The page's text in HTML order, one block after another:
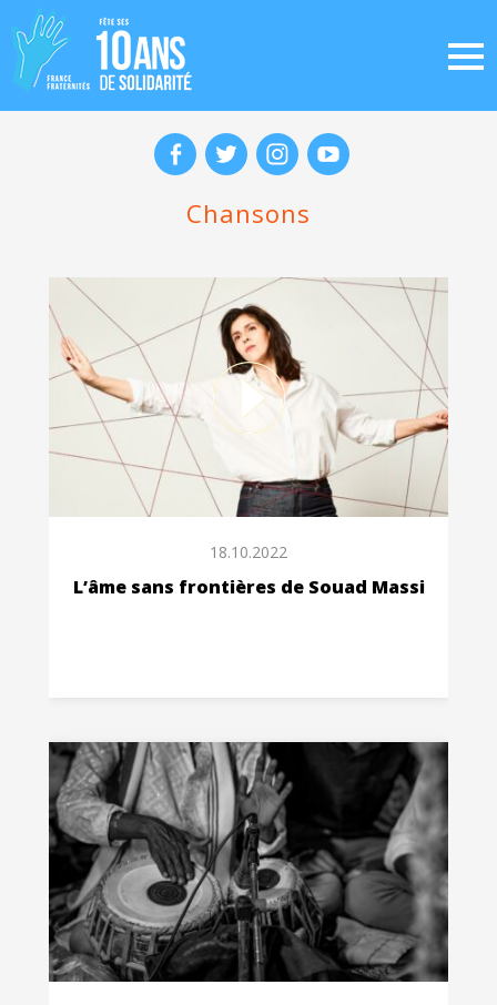
Chansons
18.10.2022
L’âme sans frontières de Souad Massi